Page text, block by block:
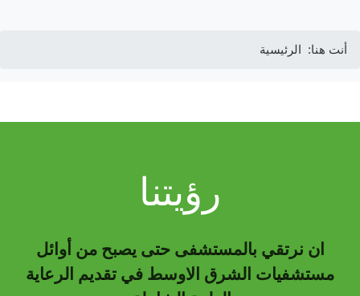
أنت هنا: الرئيسية
رؤيتنا
ان نرتقي بالمستشفى حتى يصبح من أوائل
مستشفيات الشرق الاوسط في تقديم الرعاية